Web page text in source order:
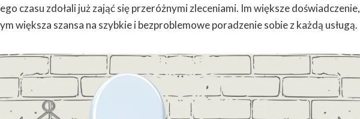
czasu zdołali już zająć się przeróżnymi zleceniami. Im większe doświadczenie,
większa szansa na szybkie i bezproblemowe poradzenie sobie z każdą usługą.